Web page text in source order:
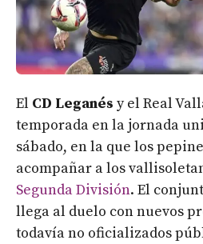
El CD Leganés y el Real
temporada en la jornada
sábado, en la que los
acompañar a los
Segunda División. El
llega al duelo con nuevos
todavía no oficializados